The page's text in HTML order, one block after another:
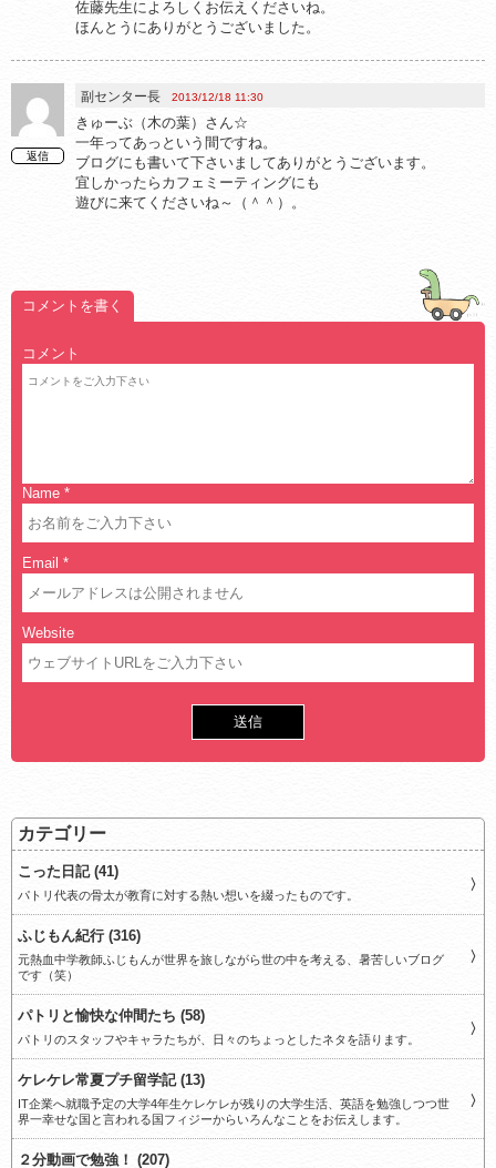
佐藤先生によろしくお伝えくださいね。
ほんとうにありがとうございました。
返信
副センター長 2013/12/18 11:30
きゅーぶ（木の葉）さん☆
一年ってあっという間ですね。
ブログにも書いて下さいましてありがとうございます。
宜しかったらカフェミーティングにも
遊びに来てくださいね～（＾＾）。
コメントを書く
コメント
Name *
Email *
Website
カテゴリー
こった日記 (41)
パトリ代表の骨太が教育に対する熱い想いを綴ったものです。
ふじもん紀行 (316)
元熱血中学教師ふじもんが世界を旅しながら世の中を考える、暑苦しいブログ
です（笑）
パトリと愉快な仲間たち (58)
パトリのスタッフやキャラたちが、日々のちょっとしたネタを語ります。
ケレケレ常夏プチ留学記 (13)
IT企業へ就職予定の大学4年生ケレケレが残りの大学生活、英語を勉強しつつ世
界一幸せな国と言われる国フィジーからいろんなことをお伝えします。
２分動画で勉強！ (207)